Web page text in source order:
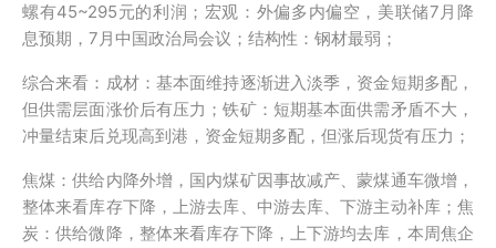
螺有45~295元的利润；宏观：外偏多内偏空，美联储7月降
息预期，7月中国政治局会议；结构性：钢材最弱；
综合来看：成材：基本面维持逐渐进入淡季，资金短期多配，
但供需层面涨价后有压力；铁矿：短期基本面供需矛盾不大，
冲量结束后兑现高到港，资金短期多配，但涨后现货有压力；
焦煤：供给内降外增，国内煤矿因事故减产、蒙煤通车微增，
整体来看库存下降，上游去库、中游去库、下游主动补库；焦
炭：供给微降，整体来看库存下降，上下游均去库，本周焦企